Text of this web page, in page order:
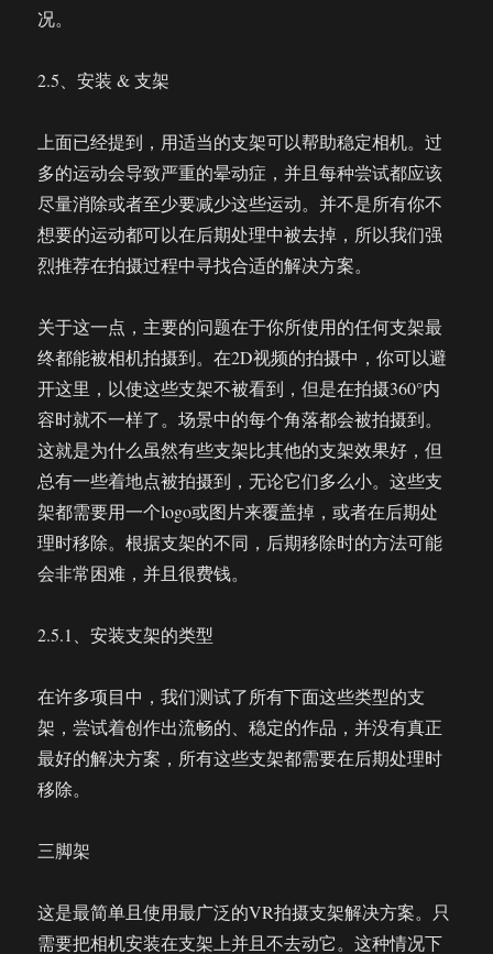
况。
2.5、安装 & 支架
上面已经提到，用适当的支架可以帮助稳定相机。过
多的运动会导致严重的晕动症，并且每种尝试都应该
尽量消除或者至少要减少这些运动。并不是所有你不
想要的运动都可以在后期处理中被去掉，所以我们强
烈推荐在拍摄过程中寻找合适的解决方案。
关于这一点，主要的问题在于你所使用的任何支架最
终都能被相机拍摄到。在2D视频的拍摄中，你可以避
开这里，以使这些支架不被看到，但是在拍摄360°内
容时就不一样了。场景中的每个角落都会被拍摄到。
这就是为什么虽然有些支架比其他的支架效果好，但
总有一些着地点被拍摄到，无论它们多么小。这些支
架都需要用一个logo或图片来覆盖掉，或者在后期处
理时移除。根据支架的不同，后期移除时的方法可能
会非常困难，并且很费钱。
2.5.1、安装支架的类型
在许多项目中，我们测试了所有下面这些类型的支
架，尝试着创作出流畅的、稳定的作品，并没有真正
最好的解决方案，所有这些支架都需要在后期处理时
移除。
三脚架
这是最简单且使用最广泛的VR拍摄支架解决方案。只
需要把相机安装在支架上并且不去动它。这种情况下